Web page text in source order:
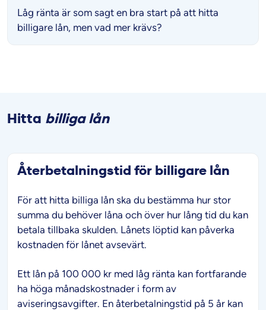
Låg ränta är som sagt en bra start på att hitta
billigare lån, men vad mer krävs?
Hitta billiga lån
Återbetalningstid för billigare lån
För att hitta billiga lån ska du bestämma hur stor
summa du behöver låna och över hur lång tid du kan
betala tillbaka skulden. Lånets löptid kan påverka
kostnaden för lånet avsevärt.
Ett lån på 100 000 kr med låg ränta kan fortfarande
ha höga månadskostnader i form av
aviseringsavgifter. En återbetalningstid på 5 år kan